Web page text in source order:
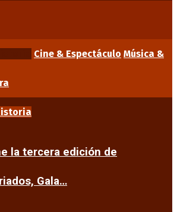
Cine & Espectáculo Música &
la tercera edición de
Gala…